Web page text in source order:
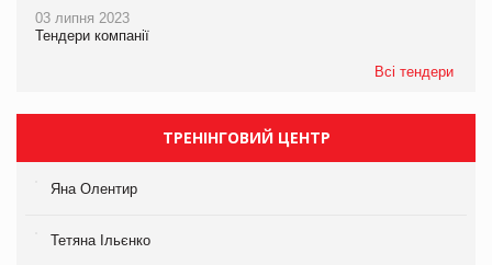
03 липня 2023
Тендери компанії
Всі тендери
ТРЕНІНГОВИЙ ЦЕНТР
Яна Олентир
Тетяна Ільєнко